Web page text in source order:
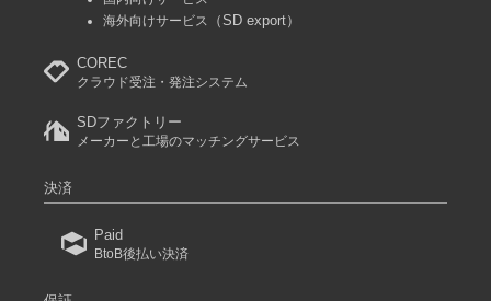
海外向けサービス
（SD export）
COREC
クラウド受注・発注システム
SDファクトリー
メーカーと工場のマッチングサービス
決済
Paid
BtoB後払い決済